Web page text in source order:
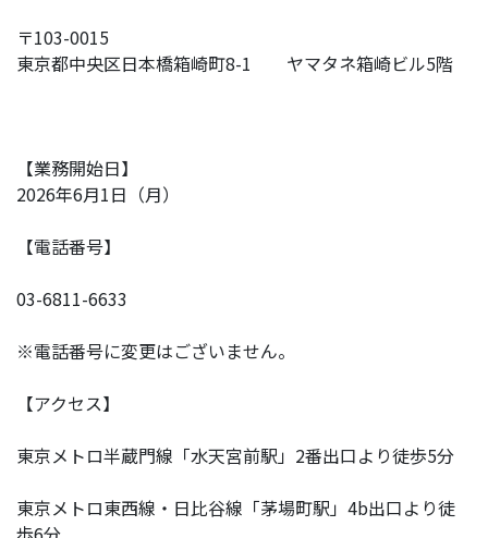
〒103-0015
東京都中央区日本橋箱崎町8-1 ヤマタネ箱崎ビル5階
【業務開始日】
2026年6月1日（月）
【電話番号】
03-6811-6633
※電話番号に変更はございません。
【アクセス】
東京メトロ半蔵門線「水天宮前駅」2番出口より徒歩5分
東京メトロ東西線・日比谷線「茅場町駅」4b出口より徒